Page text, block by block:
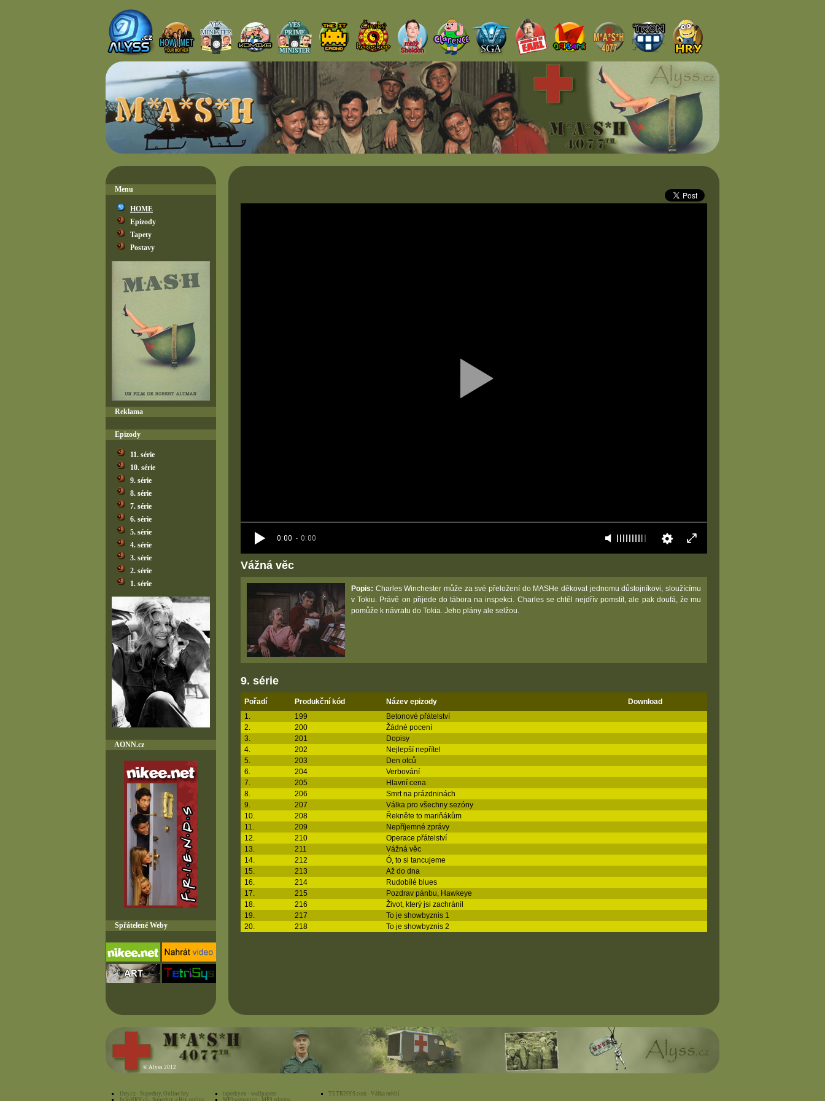
Menu
HOME
Epizody
Tapety
Postavy
Reklama
Epizody
11. série
10. série
9. série
8. série
7. série
6. série
5. série
4. série
3. série
2. série
1. série
AONN.cz
Spřátelené Weby
Vážná věc
Popis: Charles Winchester může za své přeložení do MASHe děkovat jednomu důstojníkovi, sloužícímu
v Tokiu. Právě on přijede do tábora na inspekci. Charles se chtěl nejdřív pomstít, ale pak doufá, že mu
pomůže k návratu do Tokia. Jeho plány ale selžou.
9. série
Pořadí Produkční kód Název epizody
Download
1.
199
Betonové přátelství
2.
200
Žádné pocení
3.
201
Dopisy
4.
202
Nejlepší nepřítel
5.
203
Den otců
6.
204
Verbování
7.
205
Hlavní cena
8.
206
Smrt na prázdninách
9.
207
Válka pro všechny sezóny
10.
208
Řekněte to mariňákům
11.
209
Nepříjemné zprávy
12.
210
Operace přátelství
13.
211
Vážná věc
14.
212
Ó, to si tancujeme
15.
213
Až do dna
16.
214
Rudobílé blues
17.
215
Pozdrav pánbu, Hawkeye
18.
216
Život, který jsi zachránil
19.
217
To je showbyznis 1
20.
218 To je showbyznis 2
© Alyss 2012
1hry.cz - Superhry, Online hry
JoJoHRY.cz - Superhry a Hry online
tapetky.eu - wallpapers
MP3seznam.cz - MP3 zdarma
TETRISYS.com - Válka médií